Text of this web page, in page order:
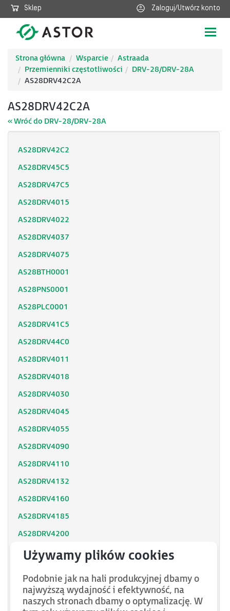
Sklep Zaloguj/Utwórz konto
Strona główna
Wsparcie
Astraada
Przemienniki częstotliwości
DRV-28/DRV-28A
AS28DRV42C2A
AS28DRV42C2A
« Wróć do DRV-28/DRV-28A
AS28DRV42C2
AS28DRV45C5
AS28DRV47C5
AS28DRV4015
AS28DRV4022
AS28DRV4037
AS28DRV4075
AS28BTH0001
AS28PNS0001
AS28PLC0001
AS28DRV41C5
AS28DRV44C0
AS28DRV4011
AS28DRV4018
AS28DRV4030
AS28DRV4045
AS28DRV4055
AS28DRV4090
AS28DRV4110
AS28DRV4132
AS28DRV4160
AS28DRV4185
AS28DRV4200
AS28DRV4220
AS28DRV4280
AS28DRV4315
Podobnie jak na hali produkcyjnej dbamy o
najwyższą wydajność i efektywność, na
naszych stronach dbamy o optymalizację. W